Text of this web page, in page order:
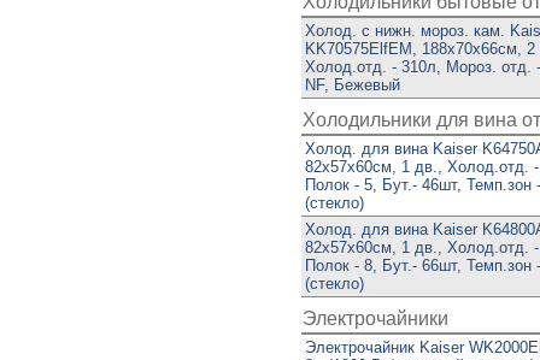
Холод. с нижн. мороз. кам.
KK70575ElfEM, 188х70х66см,
Холод.отд. - 310л, Мороз. отд.
NF, Бежевый
Холодильники для вина
Холод. для вина Kaiser
82х57х60см, 1 дв., Холод.отд.
Полок - 5, Бут.- 46шт, Темп.зон
(стекло)
Холод. для вина Kaiser
82х57х60см, 1 дв., Холод.отд.
Полок - 8, Бут.- 66шт, Темп.зон
(стекло)
Электрочайники
Электрочайник Kaiser